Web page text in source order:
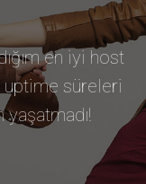
en iyi host
uptime süreleri